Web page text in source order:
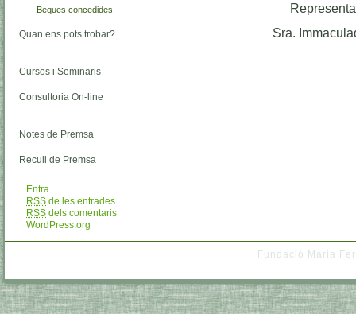
Beques concedides
Quan ens pots trobar?
Cursos i Seminaris
Consultoria On-line
Notes de Premsa
Recull de Premsa
Entra
RSS de les entrades
RSS dels comentaris
WordPress.org
Sra.
Fundació Maria